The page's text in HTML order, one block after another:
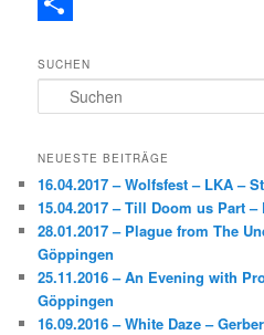
e
b
o
k
i
t
e
r
e
i
e
n
SUCHEN
u
h
n
NEUESTE BEITRÄGE
16.04.2017 – Wolfsfest – LKA –
15.04.2017 – Till Doom us Part
28.01.2017 – Plague from The
Göppingen
25.11.2016 – An Evening with
Göppingen
16.09.2016 – White Daze –